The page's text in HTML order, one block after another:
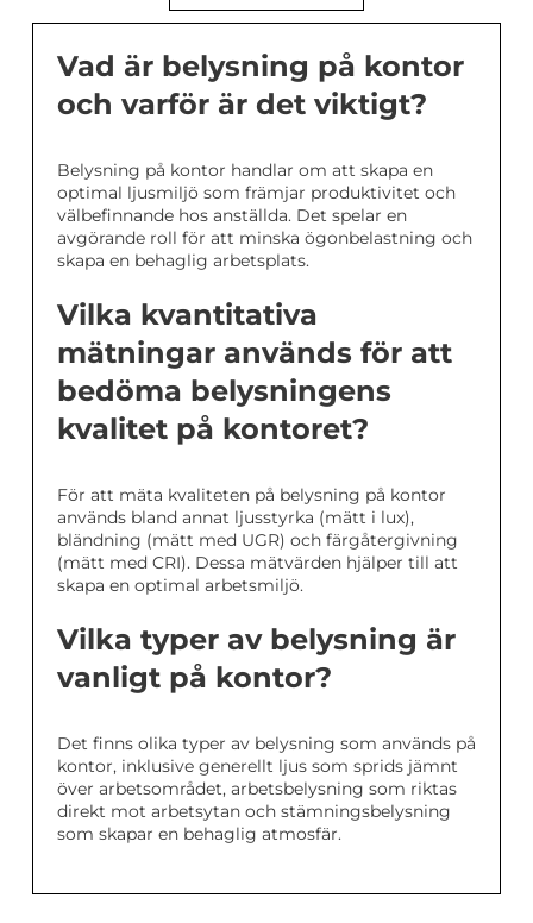
Vad är belysning på kontor
och varför är det viktigt?
Belysning på kontor handlar om att skapa en
optimal ljusmiljö som främjar produktivitet och
välbefinnande hos anställda. Det spelar en
avgörande roll för att minska ögonbelastning och
skapa en behaglig arbetsplats.
Vilka kvantitativa
mätningar används för att
bedöma belysningens
kvalitet på kontoret?
För att mäta kvaliteten på belysning på kontor
används bland annat ljusstyrka (mätt i lux),
bländning (mätt med UGR) och färgåtergivning
(mätt med CRI). Dessa mätvärden hjälper till att
skapa en optimal arbetsmiljö.
Vilka typer av belysning är
vanligt på kontor?
Det finns olika typer av belysning som används på
kontor, inklusive generellt ljus som sprids jämnt
över arbetsområdet, arbetsbelysning som riktas
direkt mot arbetsytan och stämningsbelysning
som skapar en behaglig atmosfär.